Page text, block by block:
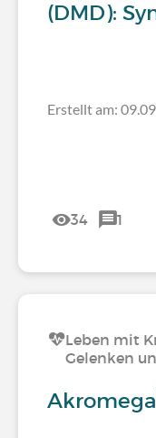
(DMD):
Erstellt am:
34 1
Leben mit
Gelenken